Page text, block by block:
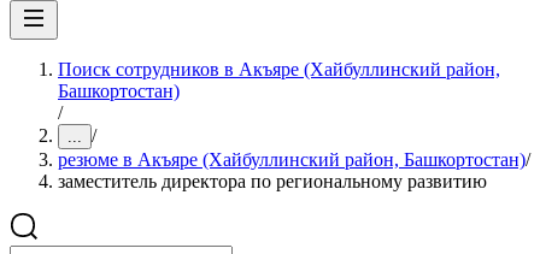
Поиск сотрудников в Акъяре (Хайбуллинский район,
Башкортостан)
/
... /
резюме в Акъяре (Хайбуллинский район, Башкортостан)/
заместитель директора по региональному развитию